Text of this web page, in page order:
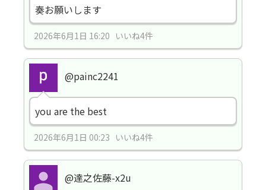
奏お願いします
2026年6月1日 16:20 いいね4件
@painc2241
you are the best
2026年6月1日 00:23 いいね4件
@達之佐藤-x2u